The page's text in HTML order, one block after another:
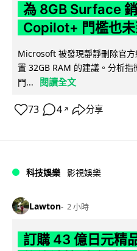
為 8GB Surface
Copilot+ 門檻也未
Microsoft 被發現靜靜刪除官
置 32GB RAM 的建議。分析
門...
閱讀全文
73 4 ↗ 分享
科技娛樂 影視娛樂
Lawton 2 小時
訂購 43 億日元精